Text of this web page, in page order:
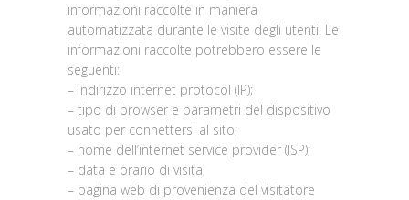
informazioni raccolte in maniera
automatizzata durante le visite degli utenti. Le
informazioni raccolte potrebbero essere le
seguenti:
– indirizzo internet protocol (IP);
– tipo di browser e parametri del dispositivo
usato per connettersi al sito;
– nome dell’internet service provider (ISP);
– data e orario di visita;
– pagina web di provenienza del visitatore